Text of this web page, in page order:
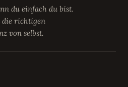
du einfach du bist.
richtigen
von selbst.